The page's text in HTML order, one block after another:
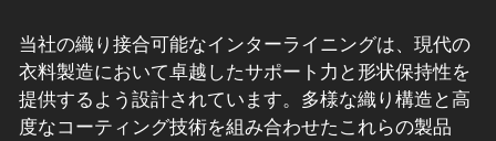
当社の織り接合可能なインターライニングは、現代の
衣料製造において卓越したサポート力と形状保持性を
提供するよう設計されています。多様な織り構造と高
度なコーティング技術を組み合わせたこれらの製品